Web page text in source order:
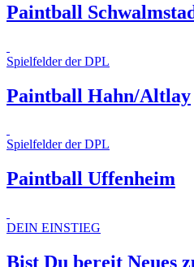
Paintball
Spielfelder der DPL
Paintball Hahn/Altlay
Spielfelder der DPL
Paintball Uffenheim
DEIN EINSTIEG
Bist Du bereit Neues